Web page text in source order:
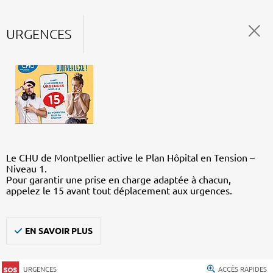
URGENCES
Le CHU de Montpellier active le Plan Hôpital en Tension –
Niveau 1.
Pour garantir une prise en charge adaptée à chacun,
appelez le 15 avant tout déplacement aux urgences.
EN SAVOIR PLUS
URGENCES ACCÈS RAPIDES